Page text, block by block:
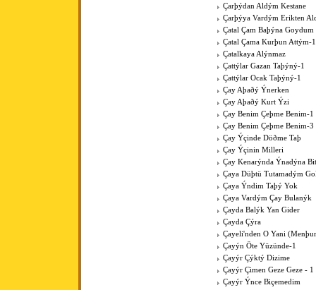
Çarþýdan Aldým Kestane
Çarþýya Vardým Erikten
Çatal Çam Baþýna Goydum
Çatal Çama Kurþun Attým-1
Çatalkaya Alýnmaz
Çattýlar Gazan Taþýný-1
Çattýlar Ocak Taþýný-1
Çay Aþaðý Ýnerken
Çay Aþaðý Kurt Ýzi
Çay Benim Çeþme Benim-1
Çay Benim Çeþme Benim-3
Çay Ýçinde Döðme Taþ
Çay Ýçinin Milleri
Çay Kenarýnda Ýnadýna
Çaya Düþtü Tutamadým
Çaya Ýndim Taþý Yok
Çaya Vardým Çay Bulanýk
Çayda Balýk Yan Gider
Çayda Çýra
Çayeli'nden O Yani
Çayýn Öte Yüzünde-1
Çayýr Çýktý Dizime
Çayýr Çimen Geze Geze - 1
Çayýr Ýnce Biçemedim